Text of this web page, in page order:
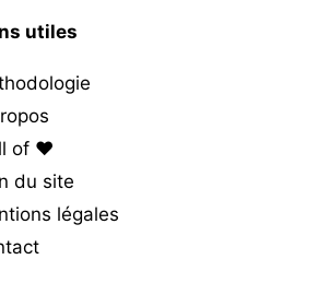
utiles
of ❤️
du site
légales